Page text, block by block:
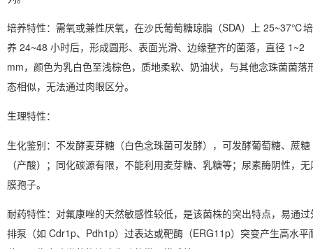
培养特性：需氧或兼性厌氧，在沙氏葡萄糖琼脂（SDA）上 25~37℃培
养 24~48 小时后，形成圆形、表面光滑、边缘整齐的菌落，直径 1~2
mm，颜色为乳白色至浅棕色，质地柔软、奶油状，与其他念珠菌菌落
态相似，无法通过肉眼区分。
生理特性：
生化鉴别： 不发酵麦芽糖 （白色念珠菌可发酵），可发酵葡萄糖、蔗糖
（产酸）；同化碳源有限，不能利用麦芽糖、乳糖等；尿素酶阴性，无
膜孢子。
耐药特性：对氟康唑的天然敏感性较低，是该菌株的突出特点，易通过
排泵（如 Cdr1p、Pdh1p）过表达或靶酶（ERG11p）突变产生高水平